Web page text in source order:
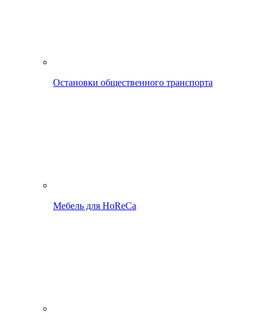
Остановки общественного транспорта
Мебель для HoReCa